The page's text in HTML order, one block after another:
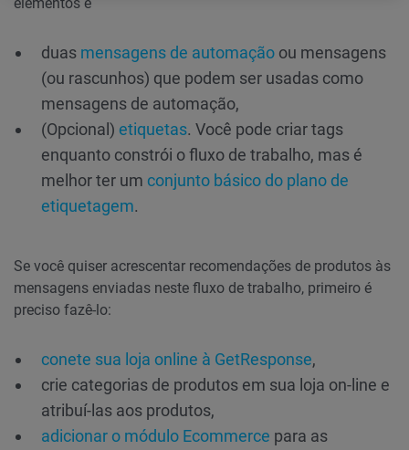
duas mensagens de automação ou mensagens
(ou rascunhos) que podem ser usadas como
mensagens de automação,
(Opcional) etiquetas. Você pode criar tags
enquanto constrói o fluxo de trabalho, mas é
melhor ter um conjunto básico do plano de
etiquetagem.
Se você quiser acrescentar recomendações de produtos às
mensagens enviadas neste fluxo de trabalho, primeiro é
preciso fazê-lo:
conete sua loja online à GetResponse,
crie categorias de produtos em sua loja on-line e
atribuí-las aos produtos,
adicionar o módulo Ecommerce para as